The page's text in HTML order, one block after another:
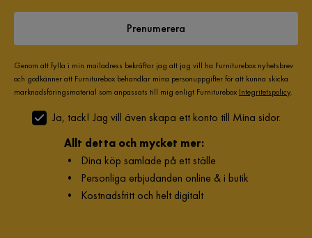
Prenumerera
Genom att fylla i min mailadress bekräftar jag att jag vill ha Furniturebox nyhetsbrev
och godkänner att Furniturebox behandlar mina personuppgifter för att kunna skicka
marknadsföringsmaterial som anpassats till mig enligt Furniturebox Integritetspolicy.
Ja, tack! Jag vill även skapa ett konto till Mina sidor.
Allt detta och mycket mer:
• Dina köp samlade på ett ställe
• Personliga erbjudanden online & i butik
• Kostnadsfritt och helt digitalt